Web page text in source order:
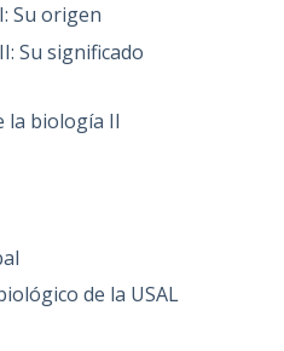
Su origen
Su significado
la biología II
de la USAL